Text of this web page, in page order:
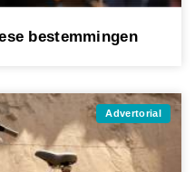
bestemmingen
Advertorial